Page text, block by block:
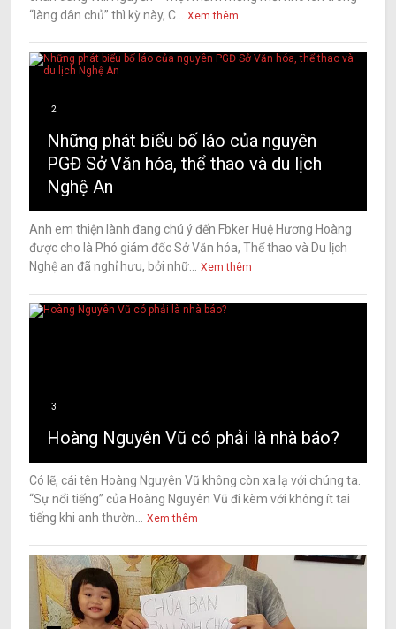
“làng dân chủ” thì kỳ này, C...
Xem thêm
2
Những phát biểu bố láo của nguyên
PGĐ Sở Văn hóa, thể thao và du lịch
Nghệ An
Anh em thiện lành đang chú ý đến Fbker Huệ Hương Hoàng
được cho là Phó giám đốc Sở Văn hóa, Thể thao và Du lịch
Nghệ an đã nghỉ hưu, bởi nhữ...
Xem thêm
3
Hoàng Nguyên Vũ có phải là nhà báo?
Có lẽ, cái tên Hoàng Nguyên Vũ không còn xa lạ với chúng ta.
“Sự nổi tiếng” của Hoàng Nguyên Vũ đi kèm với không ít tai
tiếng khi anh thườn...
Xem thêm